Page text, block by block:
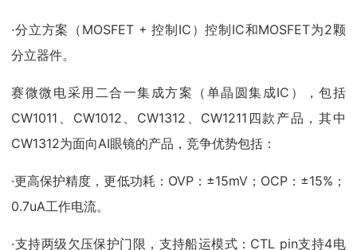
·分立方案（MOSFET + 控制IC）控制IC和MOSFET为2颗
分立器件。
赛微微电采用二合一集成方案（单晶圆集成IC），包括
CW1011、CW1012、CW1312、CW1211四款产品，其中
CW1312为面向AI眼镜的产品，竞争优势包括：
·更高保护精度，更低功耗：OVP：±15mV；OCP：±15%；
0.7uA工作电流。
·支持两级欠压保护门限，支持船运模式：CTL pin支持4电